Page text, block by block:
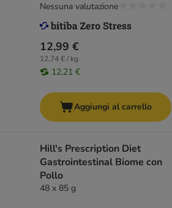
12,99 €
12,74 € / kg
12,21 €
Nessuna valutazione
Aggiungi al carrello
Hill's Prescription Diet
Gastrointestinal Biome con
Pollo
48 x 85 g